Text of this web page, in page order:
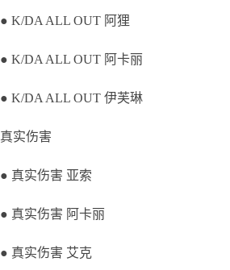
● K/DA ALL OUT 阿狸
● K/DA ALL OUT 阿卡丽
● K/DA ALL OUT 伊芙琳
真实伤害
● 真实伤害 亚索
● 真实伤害 阿卡丽
● 真实伤害 艾克